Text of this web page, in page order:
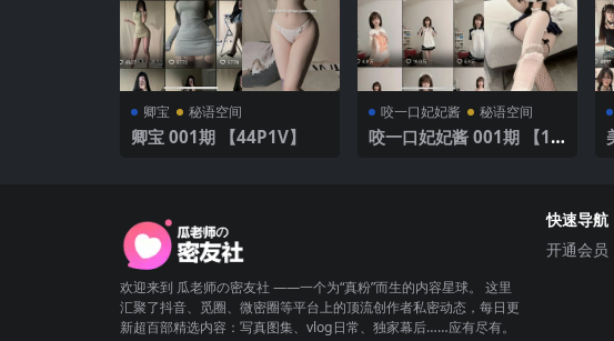
卿宝 秘语空间
卿宝 001期 【44P1V】
咬一口妃妃酱 秘语空间
咬一口妃妃酱 001期 【18
欢迎来到 瓜老师の密友社 ——一个为“真粉”而生的内容星球。 这里
汇聚了抖音、觅圈、微密圈等平台上的顶流创作者私密动态，每日更
新超百部精选内容：写真图集、vlog日常、独家幕后……应有尽有。
快速导航
开通会员